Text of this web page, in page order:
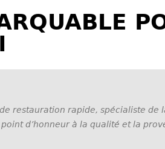
restauration rapide, spécialiste de
d’honneur à la qualité et la